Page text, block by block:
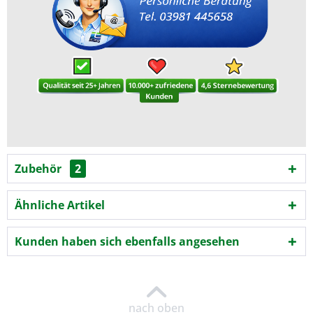
Zubehör 2
Ähnliche Artikel
Kunden haben sich ebenfalls angesehen
nach oben